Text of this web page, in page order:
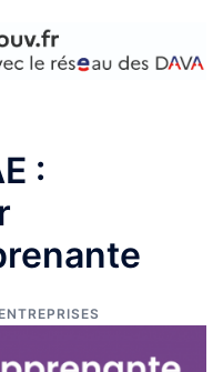
:
ENTREPRISES